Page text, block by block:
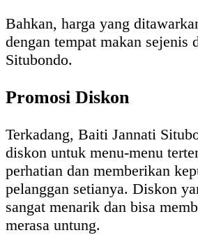
Bahkan, harga yang
dengan tempat makan sejenis
Situbondo.
Promosi Diskon
Terkadang, Baiti Jannati
diskon untuk menu-menu
perhatian dan memberikan
pelanggan setianya. Diskon
sangat menarik dan bisa
merasa untung.